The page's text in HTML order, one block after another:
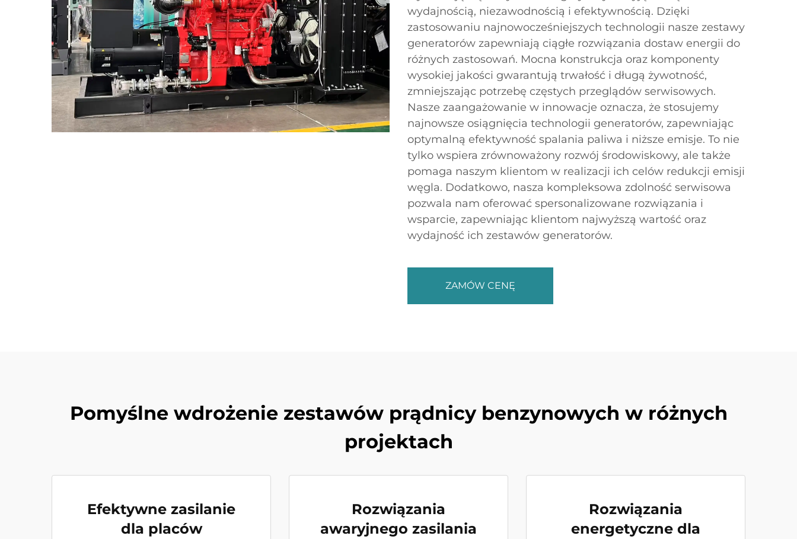
wydajnością, niezawodnością i efektywnością. Dzięki
zastosowaniu najnowocześniejszych technologii nasze zestawy
generatorów zapewniają ciągłe rozwiązania dostaw energii do
różnych zastosowań. Mocna konstrukcja oraz komponenty
wysokiej jakości gwarantują trwałość i długą żywotność,
zmniejszając potrzebę częstych przeglądów serwisowych.
Nasze zaangażowanie w innowacje oznacza, że stosujemy
najnowsze osiągnięcia technologii generatorów, zapewniając
optymalną efektywność spalania paliwa i niższe emisje. To nie
tylko wspiera zrównoważony rozwój środowiskowy, ale także
pomaga naszym klientom w realizacji ich celów redukcji emisji
węgla. Dodatkowo, nasza kompleksowa zdolność serwisowa
pozwala nam oferować spersonalizowane rozwiązania i
wsparcie, zapewniając klientom najwyższą wartość oraz
wydajność ich zestawów generatorów.
ZAMÓW CENĘ
Pomyślne wdrożenie zestawów prądnicy benzynowych w różnych
projektach
Efektywne zasilanie
dla placów
Rozwiązania
awaryjnego zasilania
Rozwiązania
energetyczne dla